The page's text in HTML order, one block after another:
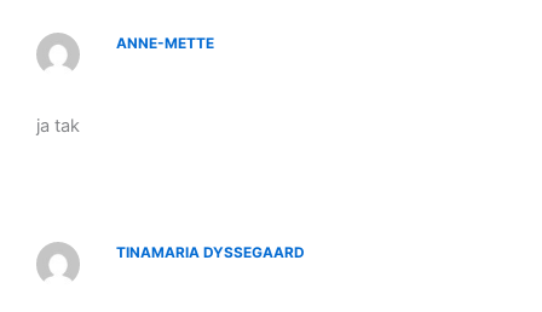
ANNE-METTE
ja tak
TINAMARIA DYSSEGAARD